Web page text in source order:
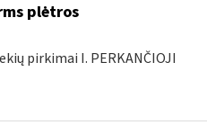
plėtros
pirkimai I. PERKANČIOJI